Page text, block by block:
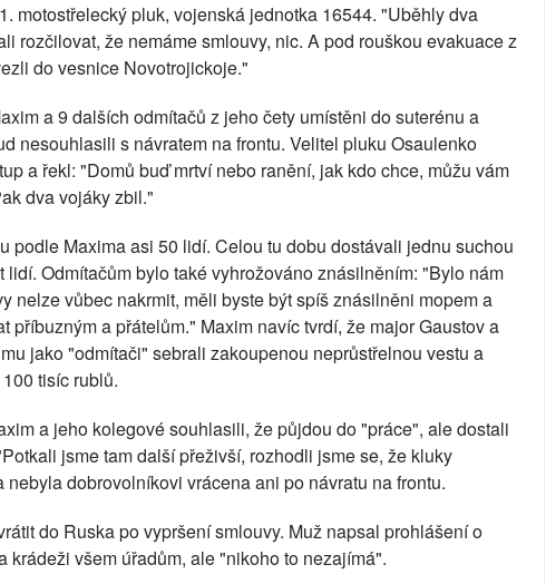
motostřelecký pluk, vojenská jednotka 16544. "Uběhly dva
rozčilovat, že nemáme smlouvy, nic. A pod rouškou evakuace z
do vesnice Novotrojickoje."
a 9 dalších odmítačů z jeho čety umístěni do suterénu a
nesouhlasili s návratem na frontu. Velitel pluku Osaulenko
a řekl: "Domů buď mrtví nebo ranění, jak kdo chce, můžu vám
dva vojáky zbil."
podle Maxima asi 50 lidí. Celou tu dobu dostávali jednu suchou
lidí. Odmítačům bylo také vyhrožováno znásilněním: "Bylo nám
nelze vůbec nakrmit, měli byste být spíš znásilněni mopem a
příbuzným a přátelům." Maxim navíc tvrdí, že major Gaustov a
jako "odmítači" sebrali zakoupenou neprůstřelnou vestu a
tisíc rublů.
a jeho kolegové souhlasili, že půjdou do "práce", ale dostali
jsme tam další přeživší, rozhodli jsme se, že kluky
nebyla dobrovolníkovi vrácena ani po návratu na frontu.
do Ruska po vypršení smlouvy. Muž napsal prohlášení o
krádeži všem úřadům, ale "nikoho to nezajímá".